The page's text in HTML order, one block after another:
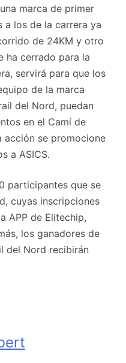
marca de primer
a los de la carrera ya
de 24KM y otro
ha cerrado para la
servirá para que los
de la marca
del Nord, puedan
en el Camí de
acción se promocione
a ASICS.
participantes que se
cuyas inscripciones
APP de Elitechip,
los ganadores de
del Nord recibirán